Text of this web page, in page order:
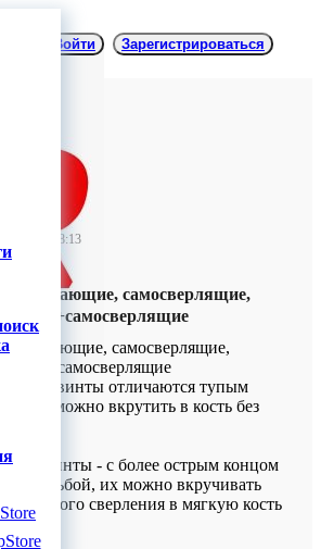
Войти Зарегистрироваться
2025 08:13
самосверлящие,
самосверлящие,
винты отличаются тупым
возможно вкрутить в кость без
винты - с более острым концом
резьбой, их можно вкручивать
сверления в мягкую кость